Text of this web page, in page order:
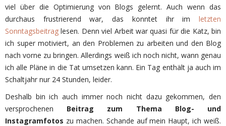
viel über die Optimierung von Blogs gelernt. Auch wenn das
durchaus frustrierend war, das konntet ihr im letzten
Sonntagsbeitraglesen. Denn viel Arbeit war quasi für die Katz, bin
ich super motiviert, an den Problemen zu arbeiten und den Blog
nach vorne zu bringen. Allerdings weiß ich noch nicht, wann genau
ich alle Pläne in die Tat umsetzen kann. Ein Tag enthält ja auch im
Schaltjahr nur 24 Stunden, leider.
Deshalb bin ich auch immer noch nicht dazu gekommen, den
versprochenen Beitrag zum Thema Blog- und
Instagramfotos zu machen. Schande auf mein Haupt, ich weiß.